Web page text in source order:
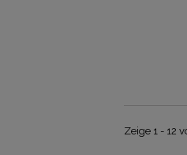
Zeige 1 - 12